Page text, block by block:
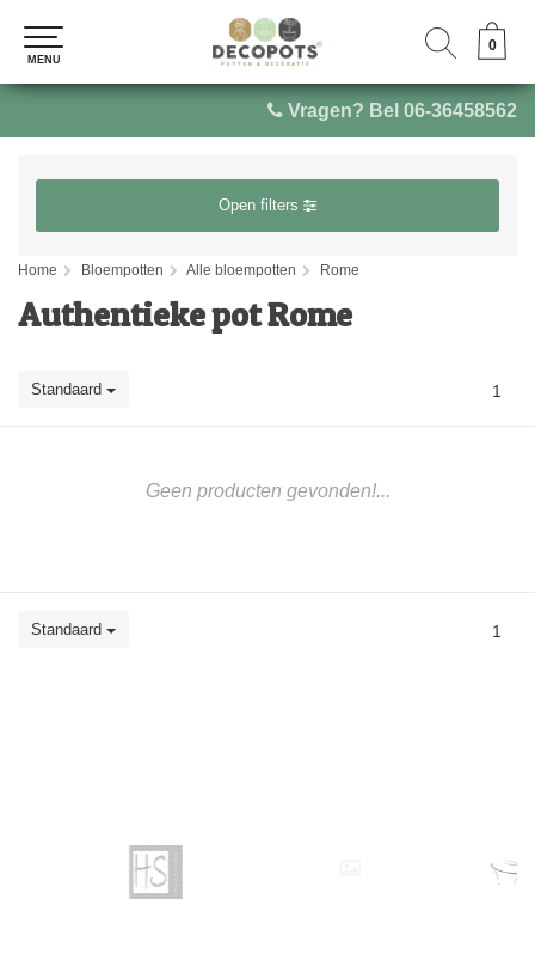
Vragen? Bel 06-36458562
0
MENU
0
MENU
Open filters
Home Bloempotten Alle bloempotten Rome
Authentieke pot Rome
Standaard 1
Geen producten gevonden!...
Standaard 1